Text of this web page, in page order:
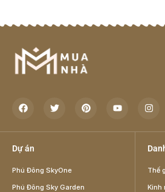
Dự án
Phú Đông SkyOne
Phú Đông Sky Garden
Thế
Kinh